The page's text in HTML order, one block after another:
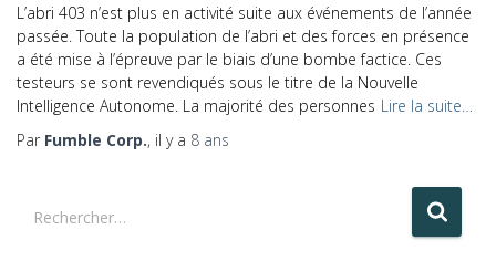
L’abri 403 n’est plus en activité suite aux événements de l’année
passée. Toute la population de l’abri et des forces en présence
a été mise à l’épreuve par le biais d’une bombe factice. Ces
testeurs se sont revendiqués sous le titre de la Nouvelle
Intelligence Autonome. La majorité des personnes Lire la suite…
Par Fumble Corp., il y a 8 ans
e
Rechercher…